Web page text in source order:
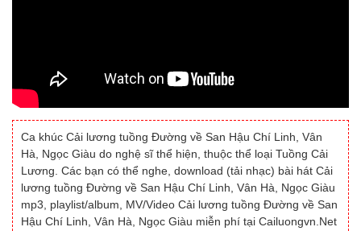
Ca khúc Cải lương tuồng Đường về San Hậu Chí Linh, Vân
Hà, Ngọc Giàu do nghệ sĩ thể hiện, thuộc thể loại Tuồng Cải
Lương. Các bạn có thể nghe, download (tải nhạc) bài hát Cải
lương tuồng Đường về San Hậu Chí Linh, Vân Hà, Ngọc Giàu
mp3, playlist/album, MV/Video Cải lương tuồng Đường về San
Hậu Chí Linh, Vân Hà, Ngọc Giàu miễn phí tại Cailuongvn.Net